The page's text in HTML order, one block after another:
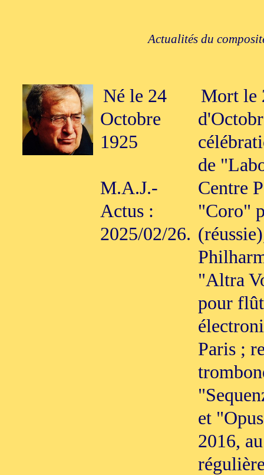
Actualités du
Né le 24
Octobre
1925
M.A.J.-
Actus :
2025/02/26.
Mort le
de
Centre
"Coro"
"Altra
pour
Paris ;
et
2016,